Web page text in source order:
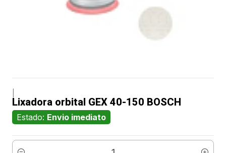
Lixadora orbital GEX 40-150 BOSCH
Estado: Envio imediato